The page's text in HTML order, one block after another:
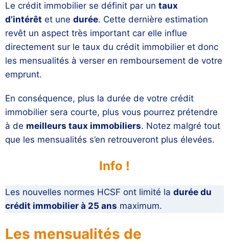
Le crédit immobilier se définit par un taux
d’intérêt et une durée. Cette dernière estimation
revêt un aspect très important car elle influe
directement sur le taux du crédit immobilier et donc
les mensualités à verser en remboursement de votre
emprunt.
En conséquence, plus la durée de votre crédit
immobilier sera courte, plus vous pourrez prétendre
à de meilleurs taux immobiliers. Notez malgré tout
que les mensualités s’en retrouveront plus élevées.
Info !
Les nouvelles normes HCSF ont limité la durée du
crédit immobilier à 25 ans maximum.
Les mensualités de